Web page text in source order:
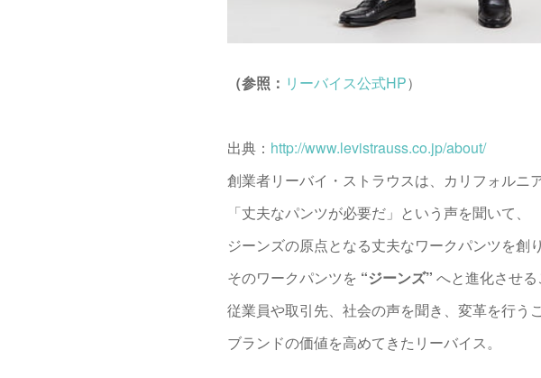
（参照： リーバイス公式HP）
出典： http://www.levistrauss.co.jp/about/
創業者リーバイ・ストラウスは、カリフォルニ
「丈夫なパンツが必要だ」という声を聞いて、
ジーンズの原点となる丈夫なワークパンツを創り
そのワークパンツを “ジーンズ” へと進化させる
従業員や取引先、社会の声を聞き、変革を行うこ
ブランドの価値を高めてきたリーバイス。